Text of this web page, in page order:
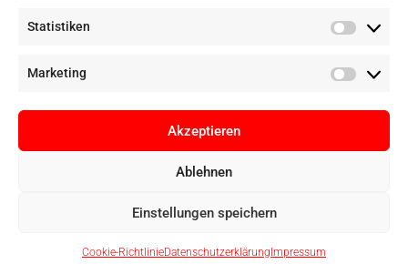
Statistiken
Marketing
Akzeptieren
Ablehnen
Einstellungen speichern
Cookie-RichtlinieDatenschutzerklärung Impressum
Copyright © Digital Camera Graz 2022. Alle Rechte vorbehalten. E-
Commerce bypathways digital, Mallorca